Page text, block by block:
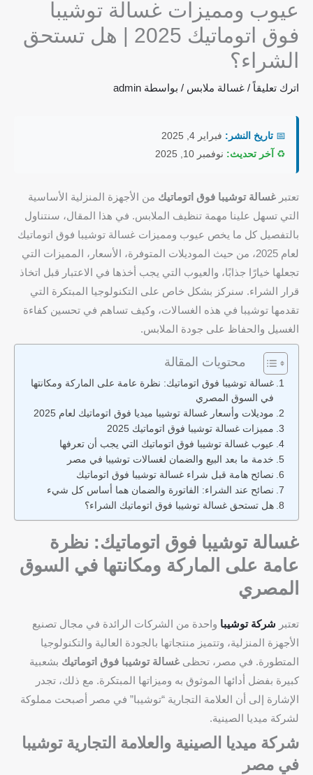
عيوب ومميزات غسالة توشيبا
فوق اتوماتيك 2025 | هل تستحق
الشراء؟
اترك تعليقاً / غسالة ملابس / بواسطة admin
📅 تاريخ النشر: فبراير 4, 2025
♻️ آخر تحديث: نوفمبر 10, 2025
تعتبر غسالة توشيبا فوق اتوماتيك من الأجهزة المنزلية الأساسية
التي تسهل علينا مهمة تنظيف الملابس. في هذا المقال، سنتناول
بالتفصيل كل ما يخص عيوب ومميزات غسالة توشيبا فوق اتوماتيك
لعام 2025، من حيث الموديلات المتوفرة، الأسعار، المميزات التي
تجعلها خيارًا جذابًا، والعيوب التي يجب أخذها في الاعتبار قبل اتخاذ
قرار الشراء. سنركز بشكل خاص على التكنولوجيا المبتكرة التي
تقدمها توشيبا في هذه الغسالات، وكيف تساهم في تحسين كفاءة
الغسيل والحفاظ على جودة الملابس.
محتويات المقالة
غسالة توشيبا فوق اتوماتيك: نظرة عامة على الماركة ومكانتها
في السوق المصري
موديلات وأسعار غسالة توشيبا ميديا فوق اتوماتيك لعام 2025
مميزات غسالة توشيبا فوق اتوماتيك 2025
عيوب غسالة توشيبا فوق اتوماتيك التي يجب أن تعرفها
خدمة ما بعد البيع والضمان لغسالات توشيبا في مصر
نصائح هامة قبل شراء غسالة توشيبا فوق اتوماتيك
نصائح عند الشراء: الفاتورة والضمان هما أساس كل شيء
هل تستحق غسالة توشيبا فوق اتوماتيك الشراء؟
غسالة توشيبا فوق اتوماتيك: نظرة
عامة على الماركة ومكانتها في السوق
المصري
تعتبر شركة توشيبا واحدة من الشركات الرائدة في مجال تصنيع
الأجهزة المنزلية، وتتميز منتجاتها بالجودة العالية والتكنولوجيا
المتطورة. في مصر، تحظى غسالة توشيبا فوق اتوماتيك بشعبية
كبيرة بفضل أدائها الموثوق به وميزاتها المبتكرة. مع ذلك، تجدر
الإشارة إلى أن العلامة التجارية “توشيبا” في مصر أصبحت مملوكة
لشركة ميديا الصينية.
شركة ميديا الصينية والعلامة التجارية توشيبا
في مصر